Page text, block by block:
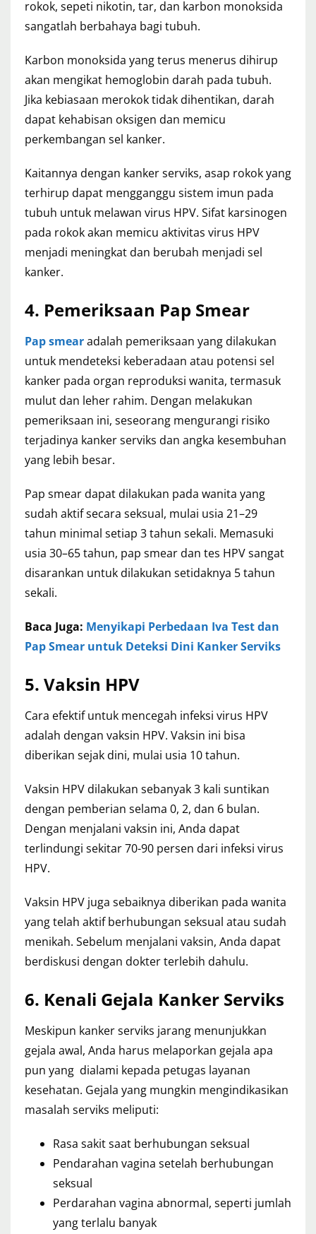
rokok, sepeti nikotin, tar, dan karbon monoksida
sangatlah berbahaya bagi tubuh.
Karbon monoksida yang terus menerus dihirup
akan mengikat hemoglobin darah pada tubuh.
Jika kebiasaan merokok tidak dihentikan, darah
dapat kehabisan oksigen dan memicu
perkembangan sel kanker.
Kaitannya dengan kanker serviks, asap rokok yang
terhirup dapat mengganggu sistem imun pada
tubuh untuk melawan virus HPV. Sifat karsinogen
pada rokok akan memicu aktivitas virus HPV
menjadi meningkat dan berubah menjadi sel
kanker.
4. Pemeriksaan Pap Smear
Pap smearadalah pemeriksaan yang dilakukan
untuk mendeteksi keberadaan atau potensi sel
kanker pada organ reproduksi wanita, termasuk
mulut dan leher rahim. Dengan melakukan
pemeriksaan ini, seseorang mengurangi risiko
terjadinya kanker serviks dan angka kesembuhan
yang lebih besar.
Pap smear dapat dilakukan pada wanita yang
sudah aktif secara seksual, mulai usia 21–29
tahun minimal setiap 3 tahun sekali. Memasuki
usia 30–65 tahun, pap smear dan tes HPV sangat
disarankan untuk dilakukan setidaknya 5 tahun
sekali.
Baca Juga: Menyikapi Perbedaan Iva Test dan
Pap Smear untuk Deteksi Dini Kanker Serviks
5. Vaksin HPV
Cara efektif untuk mencegah infeksi virus HPV
adalah dengan vaksin HPV. Vaksin ini bisa
diberikan sejak dini, mulai usia 10 tahun.
Vaksin HPV dilakukan sebanyak 3 kali suntikan
dengan pemberian selama 0, 2, dan 6 bulan.
Dengan menjalani vaksin ini, Anda dapat
terlindungi sekitar 70-90 persen dari infeksi virus
HPV.
Vaksin HPV juga sebaiknya diberikan pada wanita
yang telah aktif berhubungan seksual atau sudah
menikah. Sebelum menjalani vaksin, Anda dapat
berdiskusi dengan dokter terlebih dahulu.
6. Kenali Gejala Kanker Serviks
Meskipun kanker serviks jarang menunjukkan
gejala awal, Anda harus melaporkan gejala apa
pun yang dialami kepada petugas layanan
kesehatan. Gejala yang mungkin mengindikasikan
masalah serviks meliputi:
Rasa sakit saat berhubungan seksual
Pendarahan vagina setelah berhubungan
seksual
Perdarahan vagina abnormal, seperti jumlah
yang terlalu banyak